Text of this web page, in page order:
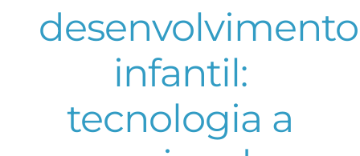
desenvolvimento
infantil:
tecnologia a